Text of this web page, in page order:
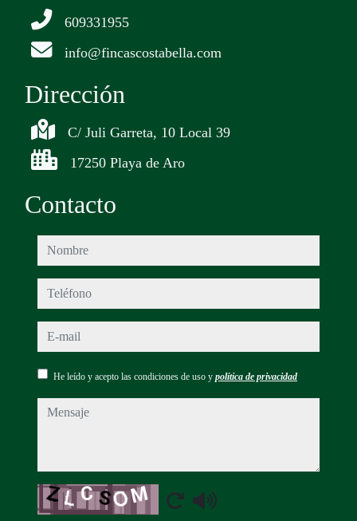
609331955
info@fincascostabella.com
Dirección
C/ Juli Garreta, 10 Local 39
17250 Playa de Aro
Contacto
nombre
teléfono
e-mail
He leído y acepto las condiciones de uso y política de privacidad
mensaje
Captcha